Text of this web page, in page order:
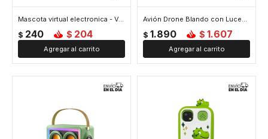
Mascota virtual electronica - Verde
$ 240 $ 204
Avión Drone Blando con Luces - Verde
$ 1.890 $ 1.607